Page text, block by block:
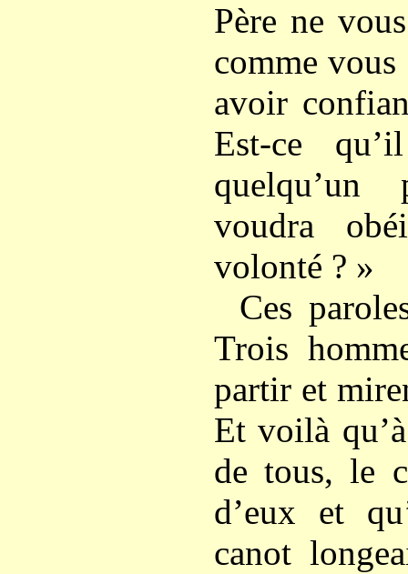
Père ne
comme
avoir
Est-ce
voudra
volonté ? »
Ces
Trois
partir et
Et voilà
de tous, le
d’eux et
canot